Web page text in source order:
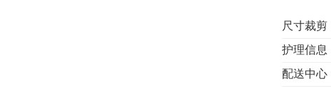
尺寸裁剪
护理信息
配送中心